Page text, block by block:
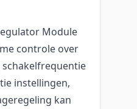
Module
controle over
instellingen,
kan